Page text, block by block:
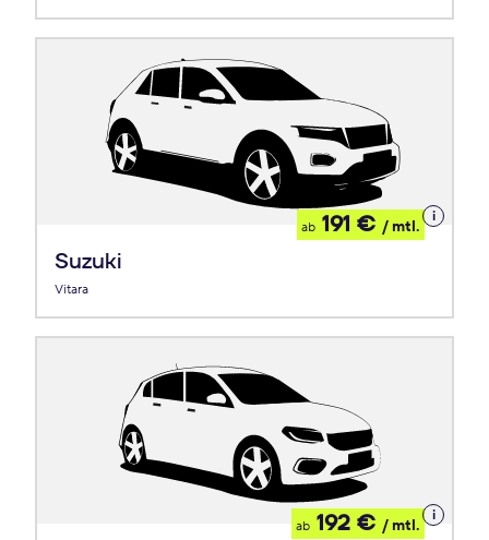
Suzuki
Vitara
ab 191 € / mtl.
Details
zum
ab 192 € / mtl.
Details
zum